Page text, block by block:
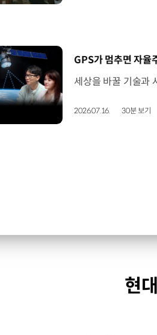
[동영상]
2026.07.16. 30분 보기
현